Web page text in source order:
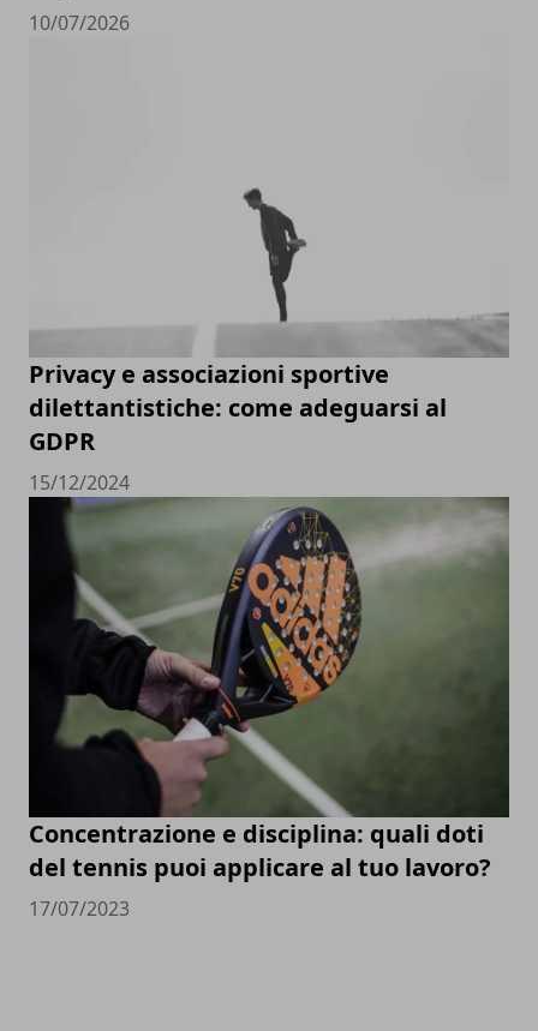
10/07/2026
Privacy e associazioni sportive
dilettantistiche: come adeguarsi al
GDPR
15/12/2024
Concentrazione e disciplina: quali doti
del tennis puoi applicare al tuo lavoro?
17/07/2023